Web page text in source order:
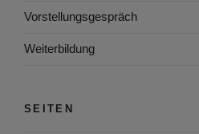
Vorstellungsgespräch
Weiterbildung
SEITEN